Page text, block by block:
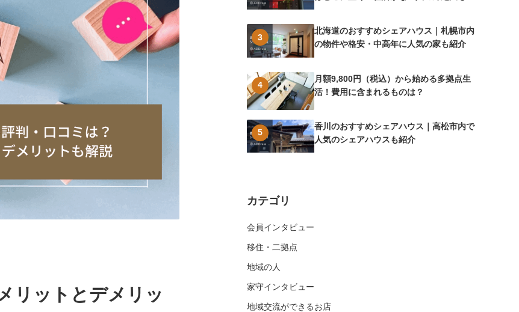
リットとデメリッ
3
北海道のおすすめシェアハウス｜札幌市内
の物件や格安・中高年に人気の家も紹介
4
月額9,800円（税込）から始める多拠点生
活！費用に含まれるものは？
5
香川のおすすめシェアハウス｜高松市内で
人気のシェアハウスも紹介
カテゴリ
会員インタビュー
移住・二拠点
地域の人
家守インタビュー
地域交流ができるお店